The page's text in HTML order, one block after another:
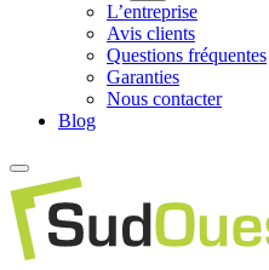
L’entreprise
Avis clients
Questions fréquentes
Garanties
Nous contacter
Blog